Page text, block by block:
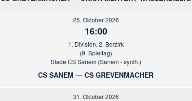
25. Oktober 2026
16:00
1. Division, 2. Berzirk
(9. Spieltag)
Stade CS Sanem (Sanem - synth.)
CS SANEM — CS GREVENMACHER
31. Oktober 2026